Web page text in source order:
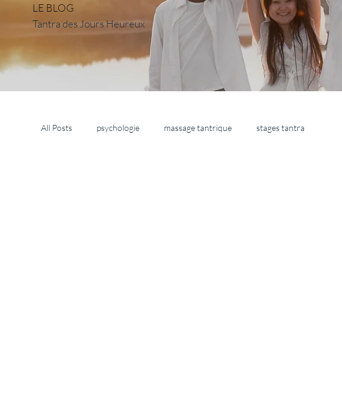
LE BLOG
Tantra des Jours Heureux
All Posts psychologie massage tantrique stages tantra